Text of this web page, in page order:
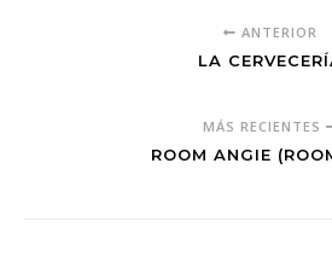
ANTERIOR
LA
MÁS RECIENTES
ROOM ANGIE